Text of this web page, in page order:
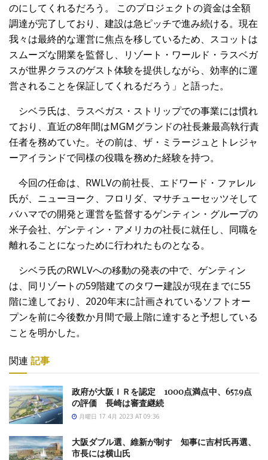
のにしてくれるだろう。 このプロジェクトの資金は全額
調達が完了しており、建設は急ピッチで進み続ける。現在
我々は最終的な運営に焦点を移しているため、スコットは
スムーズな開業を監督し、リゾート・ワールド・ラスベガ
スが世界クラスのゲスト体験を提供しながら、効率的に運
営されることを保証してくれるだろう」と語った。
シベラ氏は、ラスベガス・ストリップでの事業には慣れ
ており、直近の8年間はMGMグランドの社長兼最高執行責
任者を務めていた。その前は、ザ・ミラージュとトレジャ
ーアイランドで同様の役職を務めた経験を持つ。
今回の任命は、RWLVの前社長、エドワード・ファレル
氏が、ニューヨーク、フロリダ、マサチューセッツそして
バハマでの開発と運営を監督するゲンティン・グループの
米子会社、ゲンティン・アメリカの社長に就任し、同職を
離れることになっために行われたものとなる。
シベラ氏のRWLVへの移動の発表の中で、ゲンティン
は、同リゾートの59階建てのタワー建設が現在までに55
階に達しており、2020年末に計画されているソフトオー
プンを前に今後数か月間で最上階に達すると予想している
ことを明かした。
関連 記事
政府が大阪ＩＲを認定 1000点満点中、657.9点
の評価 長崎は審査継続
月曜日 17 4月 2023 AT 09:36
大阪ダブル選、維新が制す 知事に吉村氏再選、
市長には横山氏